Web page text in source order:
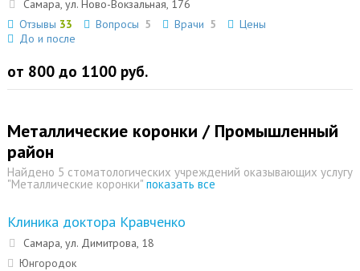
Самара, ул. Hово-Вокзальная, 176
Отзывы 33 Вопросы 5 Врачи 5
Цены
До и после
от 800 до 1100 руб.
Металлические коронки / Промышленный
район
Найдено 5 стоматологических учреждений оказывающих услугу
"Металлические коронки" показать все
Клиника доктора Кравченко
Самара, ул. Димитрова, 18
Юнгородок